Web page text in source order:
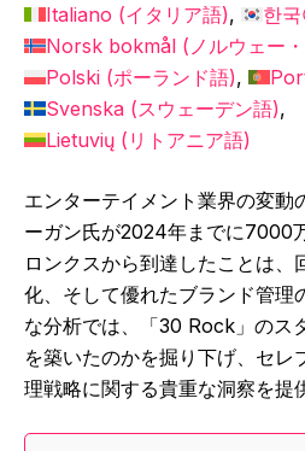
Italiano (イタリア語) 한국
Norsk bokmål ( ノルウェー
Polski (ポーランド語)
Svenska (スウェーデン語)
Lietuvių ( リトアニア語)
エンターテイメント業界の変動
ーガン氏が2024年までに7000
ロンクスから到達したことは、
化、そして優れたブランド管理
な分析では、「30 Rock」のス
を築いたのかを掘り下げ、セレ
理戦略に関する貴重な洞察を提